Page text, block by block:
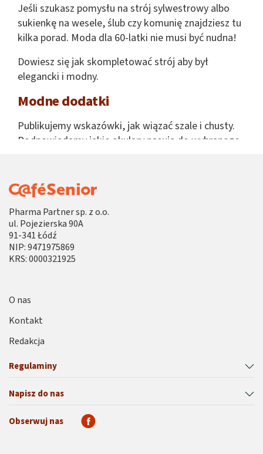
Jeśli szukasz pomysłu na strój sylwestrowy albo
sukienkę na wesele, ślub czy komunię znajdziesz tu
kilka porad. Moda dla 60-latki nie musi być nudna!
Dowiesz się jak skompletować strój aby był
elegancki i modny.
Modne dodatki
Publikujemy wskazówki, jak wiązać szale i chusty.
Podpowiadamy jakie okulary pasują do wybranego
Pharma Partner sp. z o.o.
ul. Pojezierska 90A
91-341 Łódź
NIP: 9471975869
KRS: 0000321925
Regulaminy
Napisz do nas
O nas
Kontakt
Redakcja
Obserwuj nas